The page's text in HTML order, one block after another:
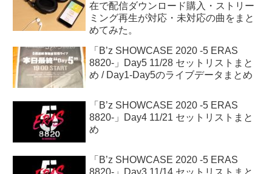
在で配信ダウンロード購入・ストリー
ミング再生が対応・未対応の曲をまと
めてみた。
「B’z SHOWCASE 2020 -5 ERAS
8820-」Day5 11/28 セットリストまと
め / Day1-Day5のライブデータまとめ
「B’z SHOWCASE 2020 -5 ERAS
8820-」Day4 11/21 セットリストまと
め
「B’z SHOWCASE 2020 -5 ERAS
8820-」Day3 11/14 セットリストまと